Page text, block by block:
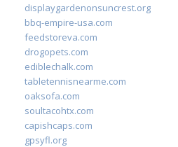
displaygardenonsuncrest.org
bbq-empire-usa.com
feedstoreva.com
drogopets.com
ediblechalk.com
tabletennisnearme.com
oaksofa.com
soultacohtx.com
capishcaps.com
gpsyfl.org